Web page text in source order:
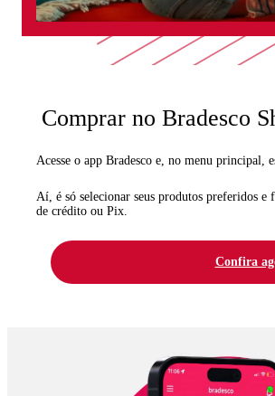
Comprar no Bradesco
Acesse o app Bradesco e, no menu principal,
Aí, é só selecionar seus produtos preferidos
de crédito ou Pix.
Confira